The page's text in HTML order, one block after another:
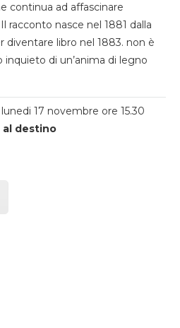
continua ad affascinare
nasce nel 1881 dalla
diventare libro nel 1883. non è
inquieto di un’anima di legno
17 novembre ore 15.30
al destino